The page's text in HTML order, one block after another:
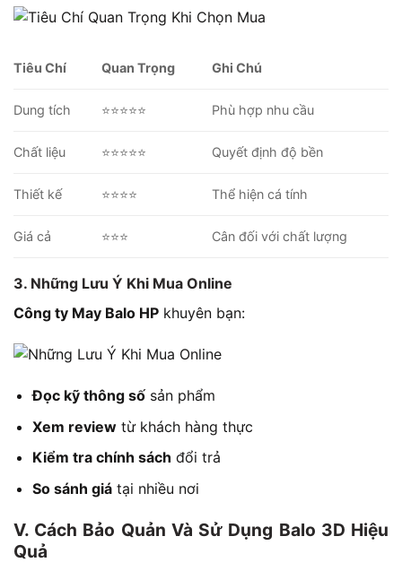
Tiêu Chí Quan Trọng Ghi Chú
Dung tích ⭐⭐⭐⭐⭐ Phù hợp nhu cầu
Chất liệu ⭐⭐⭐⭐⭐ Quyết định độ bền
Thiết kế ⭐⭐⭐⭐ Thể hiện cá tính
Giá cả ⭐⭐⭐ Cân đối với chất lượng
3. Những Lưu Ý Khi Mua Online
Công ty May Balo HP khuyên bạn:
Đọc kỹ thông sốsản phẩm
Xem reviewtừ khách hàng thực
Kiểm tra chính sách đổi trả
So sánh giátại nhiều nơi
V. Cách Bảo Quản Và Sử Dụng Balo 3D Hiệu
Quả